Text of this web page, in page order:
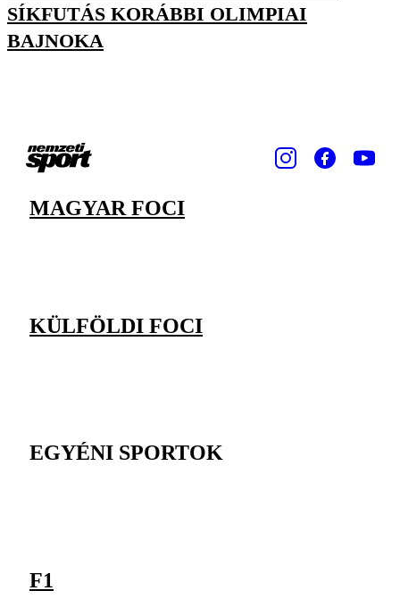
SÍKFUTÁS KORÁBBI OLIMPIAI
BAJNOKA
MAGYAR FOCI
KÜLFÖLDI FOCI
EGYÉNI SPORTOK
F1